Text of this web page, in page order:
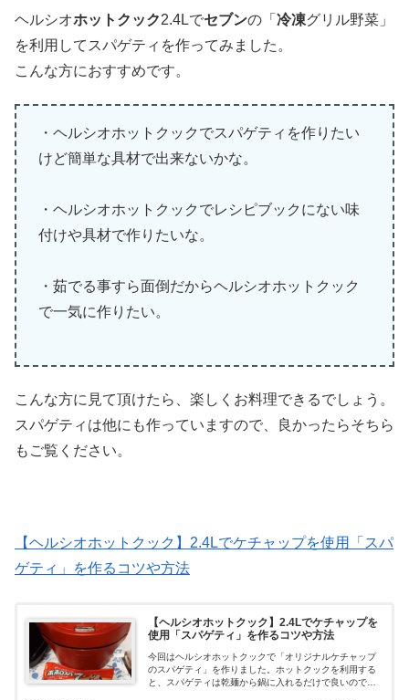
ヘルシオホットクック2.4Lでセブンの「 冷凍グリル野菜」
を利用してスパゲティを作ってみました。
こんな方におすすめです。
・ヘルシオホットクックでスパゲティを作りたい
けど簡単な具材で出来ないかな。
・ヘルシオホットクックでレシピブックにない味
付けや具材で作りたいな。
・茹でる事すら面倒だからヘルシオホットクック
で一気に作りたい。
こんな方に見て頂けたら、楽しくお料理できるでしょう。
スパゲティは他にも作っていますので、良かったらそちら
もご覧ください。
【ヘルシオホットクック】2.4Lでケチャップを使用「スパ
ゲティ」を作るコツや方法
【ヘルシオホットクック】2.4Lでケチャップを
使用「スパゲティ」を作るコツや方法
今回はヘルシオホットクックで「オリジナルケチャップ
のスパゲティ」を作りました。ホットクックを利用する
と、スパゲティは乾麺から鍋に入れるだけで良いので本